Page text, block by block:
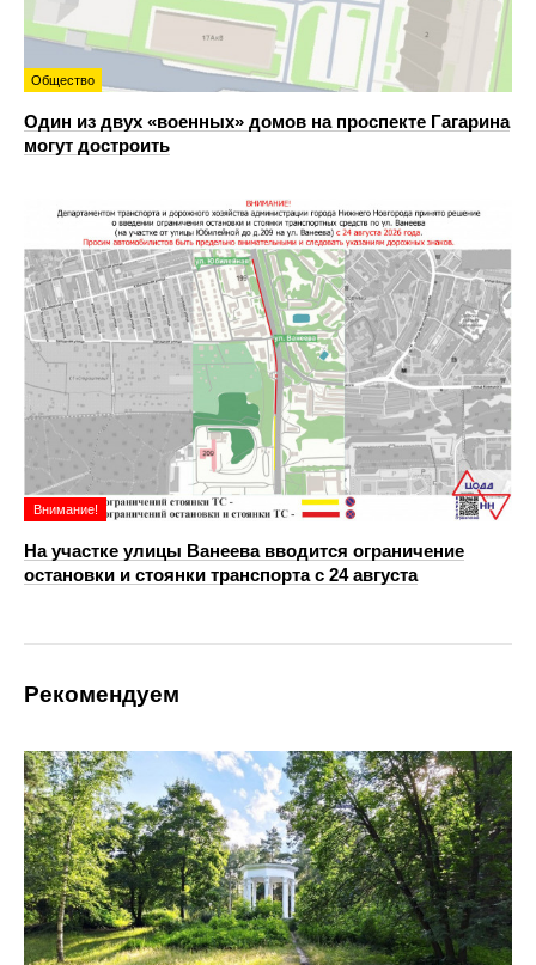
Общество
Один из двух «военных» домов на проспекте Гагарина
могут достроить
Внимание!
На участке улицы Ванеева вводится ограничение
остановки и стоянки транспорта с 24 августа
Рекомендуем